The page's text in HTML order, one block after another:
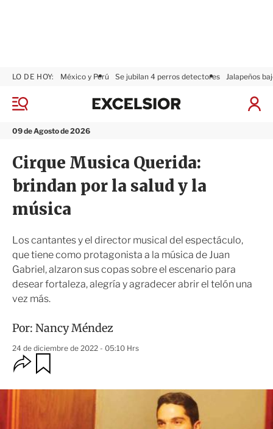
M
n
09 de Agosto de 2026
LO DE HOY: México y Perú Se jubilan 4 perros detectores Jalapeños
I
x
s
i
r
Cirque Musica Querida:
brindan por la salud y la
música
Los cantantes y el director musical del espectáculo,
que tiene como protagonista a la música de Juan
Gabriel, alzaron sus copas sobre el escenario para
desear fortaleza, alegría y agradecer abrir el telón una
vez más.
Por: Nancy Méndez
24 de diciembre de 2022 - 05:10 Hrs
O
p
i
r